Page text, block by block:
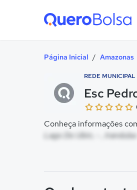
Página Inicial / Amazonas
REDE MUNICIPAL
Esc
Conheça informações
Lago Do Ubin, - ,